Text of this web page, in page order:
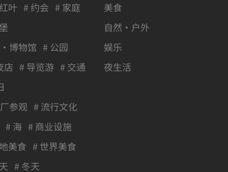
美食
自然・户外
娱乐
夜生活
叶 # 约会 # 家庭
博物馆 # 公园
店 # 导览游 # 交通
参观 # 流行文化
# 海 # 商业设施
美食 # 世界美食
# 冬天